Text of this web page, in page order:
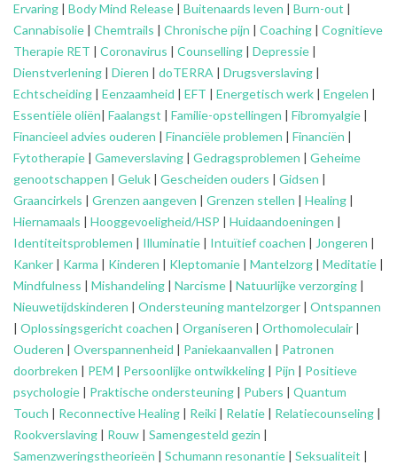
Ervaring | Body Mind Release | Buitenaards leven | Burn-out |
Cannabisolie | Chemtrails | Chronische pijn | Coaching | Cognitieve
Therapie RET | Coronavirus | Counselling | Depressie |
Dienstverlening | Dieren | doTERRA | Drugsverslaving |
Echtscheiding | Eenzaamheid | EFT | Energetisch werk | Engelen |
Essentiële oliën| Faalangst | Familie-opstellingen | Fibromyalgie |
Financieel advies ouderen | Financiële problemen | Financiën |
Fytotherapie | Gameverslaving | Gedragsproblemen | Geheime
genootschappen | Geluk | Gescheiden ouders | Gidsen |
Graancirkels | Grenzen aangeven | Grenzen stellen | Healing |
Hiernamaals | Hooggevoeligheid/HSP | Huidaandoeningen |
Identiteitsproblemen | Illuminatie | Intuïtief coachen | Jongeren |
Kanker | Karma | Kinderen | Kleptomanie | Mantelzorg | Meditatie |
Mindfulness | Mishandeling | Narcisme | Natuurlijke verzorging |
Nieuwetijdskinderen | Ondersteuningmantelzorger | Ontspannen
| Oplossingsgericht coachen | Organiseren | Orthomoleculair |
Ouderen | Overspannenheid | Paniekaanvallen | Patronen
doorbreken | PEM | Persoonlijke ontwikkeling | Pijn | Positieve
psychologie | Praktische ondersteuning | Pubers | Quantum
Touch | Reconnective Healing | Reiki | Relatie | Relatiecounseling |
Rookverslaving | Rouw | Samengesteld gezin |
Samenzweringstheorieën | Schumann resonantie | Seksualiteit |